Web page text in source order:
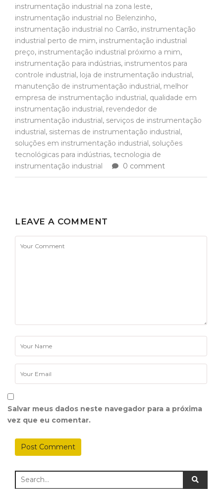
instrumentação industrial na zona leste,
instrumentação industrial no Belenzinho,
instrumentação industrial no Carrão, instrumentação
industrial perto de mim, instrumentação industrial
preço, instrumentação industrial próximo a mim,
instrumentação para indústrias, instrumentos para
controle industrial, loja de instrumentação industrial,
manutenção de instrumentação industrial, melhor
empresa de instrumentação industrial, qualidade em
instrumentação industrial, revendedor de
instrumentação industrial, serviços de instrumentação
industrial, sistemas de instrumentação industrial,
soluções em instrumentação industrial, soluções
tecnológicas para indústrias, tecnologia de
instrumentação industrial
0 comment
LEAVE A COMMENT
Salvar meus dados neste navegador para a próxima
vez que eu comentar.